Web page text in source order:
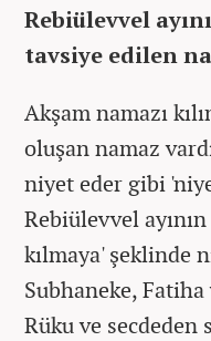
Rebiülevvel
tavsiye edilen
Akşam namazı
oluşan namaz
niyet eder gibi
Rebiülevvel
kılmaya' şeklinde
Subhaneke,
Rüku ve secdeden